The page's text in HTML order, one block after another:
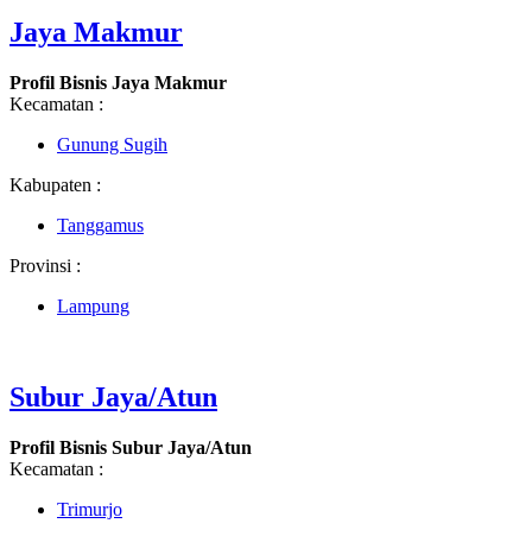
Jaya Makmur
Profil Bisnis Jaya Makmur
Kecamatan :
Gunung Sugih
Kabupaten :
Tanggamus
Provinsi :
Lampung
Subur Jaya/Atun
Profil Bisnis Subur Jaya/Atun
Kecamatan :
Trimurjo